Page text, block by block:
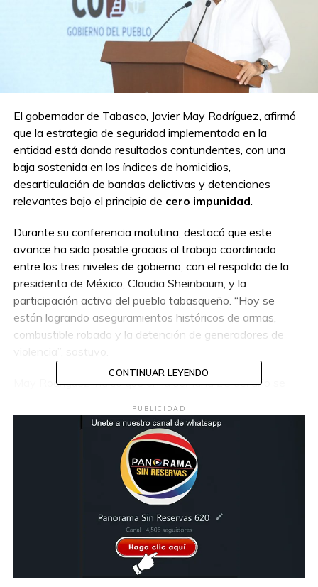
El gobernador de Tabasco, Javier May Rodríguez, afirmó
que la estrategia de seguridad implementada en la
entidad está dando resultados contundentes, con una
baja sostenida en los índices de homicidios,
desarticulación de bandas delictivas y detenciones
relevantes bajo el principio de cero impunidad.
Durante su conferencia matutina, destacó que este
avance ha sido posible gracias al trabajo coordinado
entre los tres niveles de gobierno, con el respaldo de la
presidenta de México, Claudia Sheinbaum, y la
participación activa del pueblo tabasqueño. “Hoy se
están logrando aseguramientos históricos de armas,
combustible robado y la detención de generadores de
May Rodríguez indicó que en la semana 25 del año se
en comparación con el mismo periodo de 2024, y
enfatizó que la reducción no solo se presenta en este
delito, sino en diversos rubros delictivos en todo el
En presencia de la Mesa para la Construcción de la Paz y
Seguridad, el mandatario estatal subrayó que su
administración atiende las causas de la violencia,
fortalece a las corporaciones policiacas con
equipamiento, mejores salarios y tecnología, y realiza
CONTINUAR LEYENDO
PUBLICIDAD